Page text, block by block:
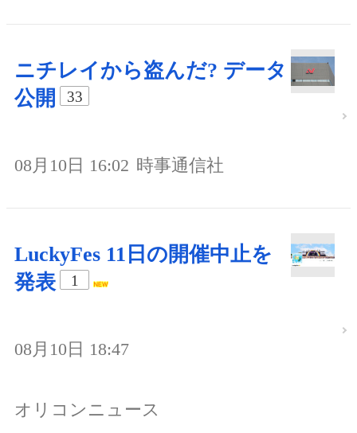
ニチレイから盗んだ? データ
公開
33
08月10日 16:02 時事通信社
LuckyFes 11日の開催中止を
発表
1
08月10日 18:47
オリコンニュース